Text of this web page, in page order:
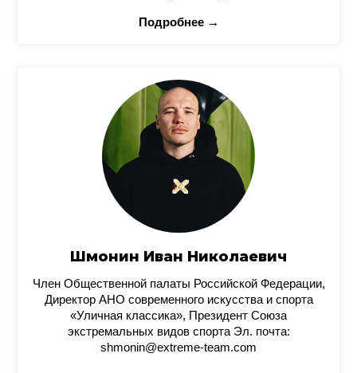
Подробнее →
Шмонин Иван Николаевич
Член Общественной палаты Российской Федерации,
Директор АНО современного искусства и спорта
«Уличная классика», Президент Союза
экстремальных видов спорта Эл. почта:
shmonin@extreme-team.com